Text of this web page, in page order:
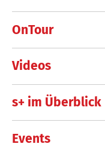
OnTour
Videos
s+ im Überblick
Events